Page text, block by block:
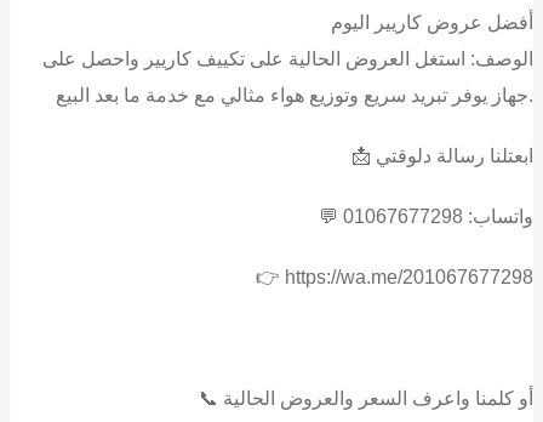
أفضل عروض كاريير اليوم
الوصف: استغل العروض الحالية على تكييف كاريير واحصل على
جهاز يوفر تبريد سريع وتوزيع هواء مثالي مع خدمة ما بعد البيع.
📩 ابعتلنا رسالة دلوقتي
💬 واتساب: 01067677298
👉 https://wa.me/201067677298
📞 أو كلمنا واعرف السعر والعروض الحالية